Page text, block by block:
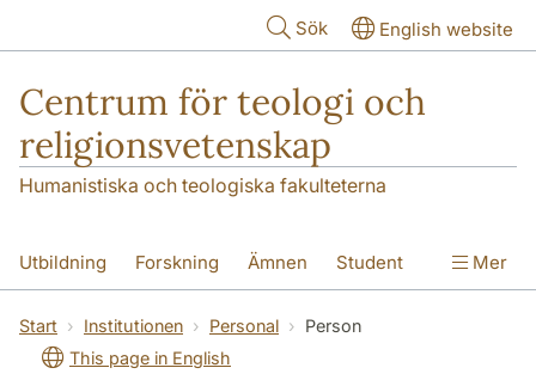
Sök English website
Centrum för teologi och
religionsvetenskap
Humanistiska och teologiska fakulteterna
Utbildning Forskning Ämnen Student
Institutionen
Mer
Start Institutionen Personal
Person
This page in English